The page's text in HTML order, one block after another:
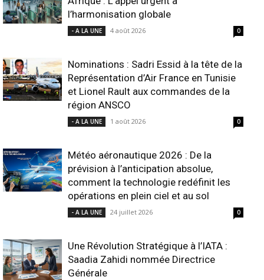
l’harmonisation globale
- A LA UNE 4 août 2026 0
Nominations : Sadri Essid à la tête de la
Représentation d’Air France en Tunisie
et Lionel Rault aux commandes de la
région ANSCO
- A LA UNE 1 août 2026 0
Météo aéronautique 2026 : De la
prévision à l’anticipation absolue,
comment la technologie redéfinit les
opérations en plein ciel et au sol
- A LA UNE 24 juillet 2026 0
Une Révolution Stratégique à l’IATA :
Saadia Zahidi nommée Directrice
Générale